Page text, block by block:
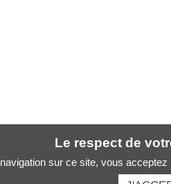
Le respect de
sur ce site, vous